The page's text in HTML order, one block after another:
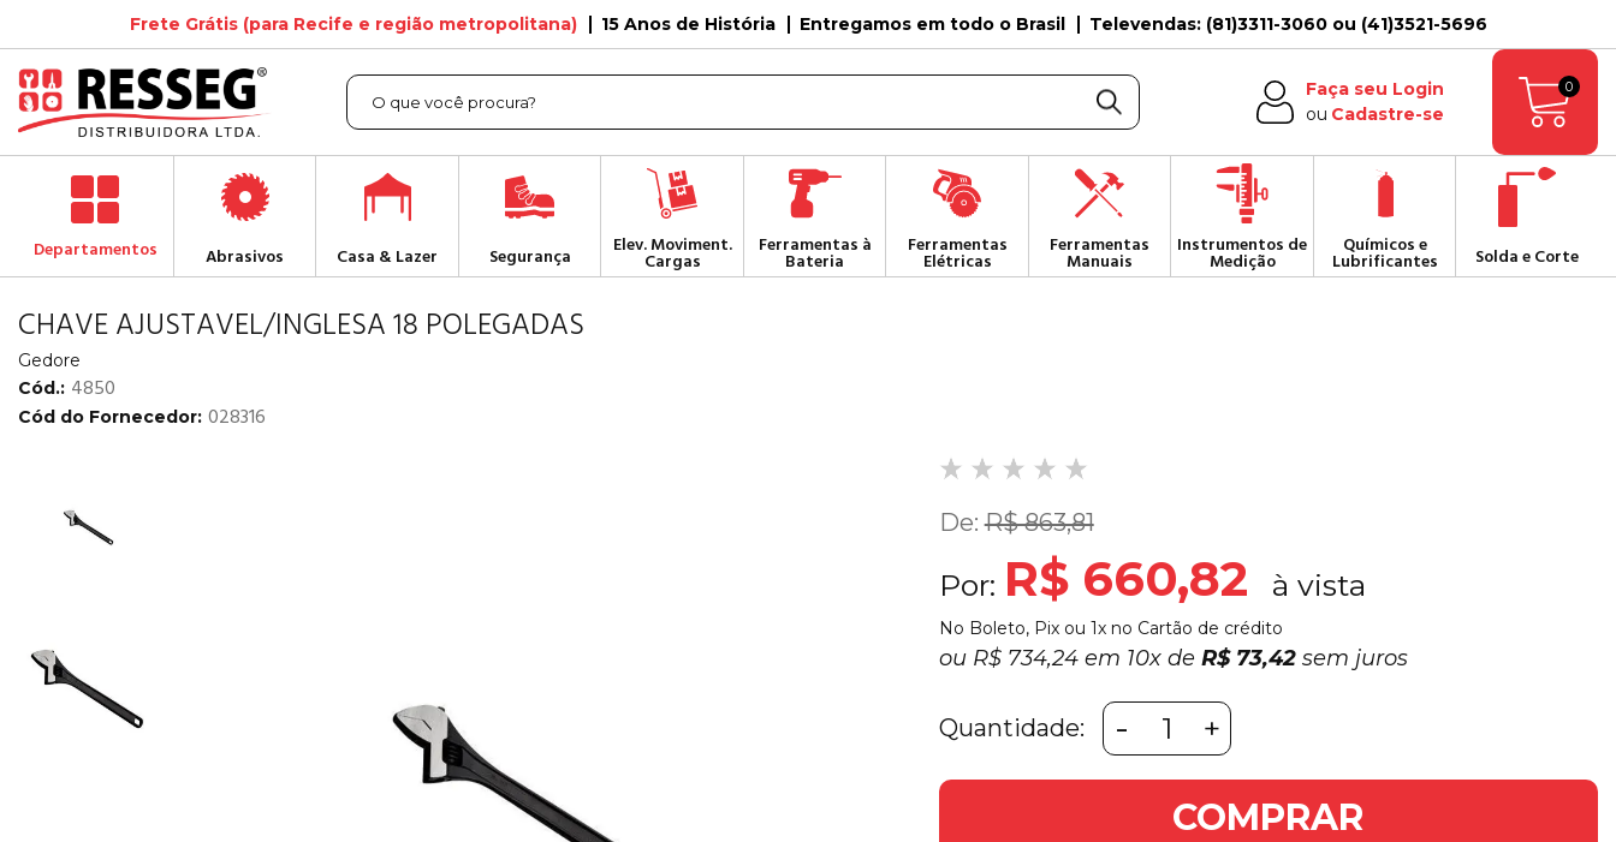
Frete Grátis (para Recife e região metropolitana) 15 Anos de História Entregamos em todo o Brasil Televendas: (81)3311-3060 ou (41)3521-5696
Faça seu Login
ou Cadastre-se
0
Departamentos Abrasivos Casa & Lazer Segurança
Elev. Moviment.
Cargas
Ferramentas à
Bateria
Ferramentas
Elétricas
Ferramentas
Manuais
Instrumentos de
Medição
Químicos e
Lubrificantes Solda e Corte
CHAVE AJUSTAVEL/INGLESA 18 POLEGADAS
Gedore
Cód.: 4850
Cód do Fornecedor: 028316
De:R$ 863,81
Por: R$ 660,82
No Boleto, Pix ou 1x no Cartão de crédito
ou R$ 734,24 em 10xde R$ 73,42sem juros
Quantidade: - +
COMPRAR